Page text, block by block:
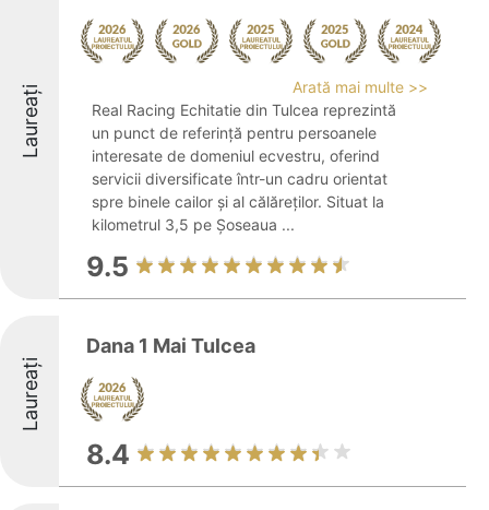
Laureați
Arată mai multe >>
Real Racing Echitatie din Tulcea reprezintă
un punct de referință pentru persoanele
interesate de domeniul ecvestru, oferind
servicii diversificate într-un cadru orientat
spre binele cailor și al călăreților. Situat la
kilometrul 3,5 pe Șoseaua ...
9.5
Laureați
Dana 1 Mai Tulcea
8.4